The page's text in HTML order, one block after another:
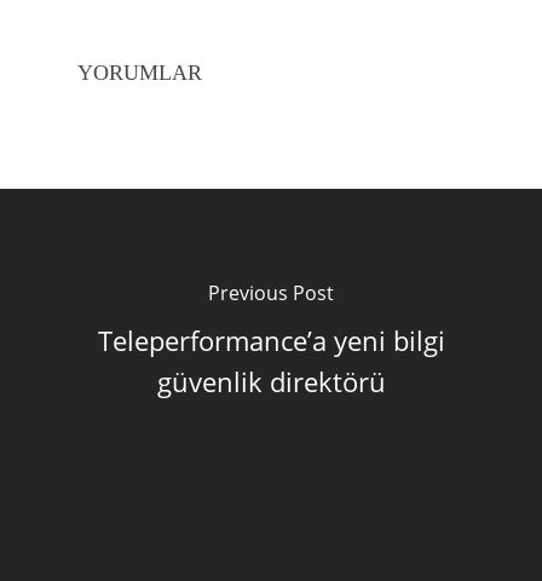
YORUMLAR
Previous Post
Teleperformance’a yeni bilgi
güvenlik direktörü